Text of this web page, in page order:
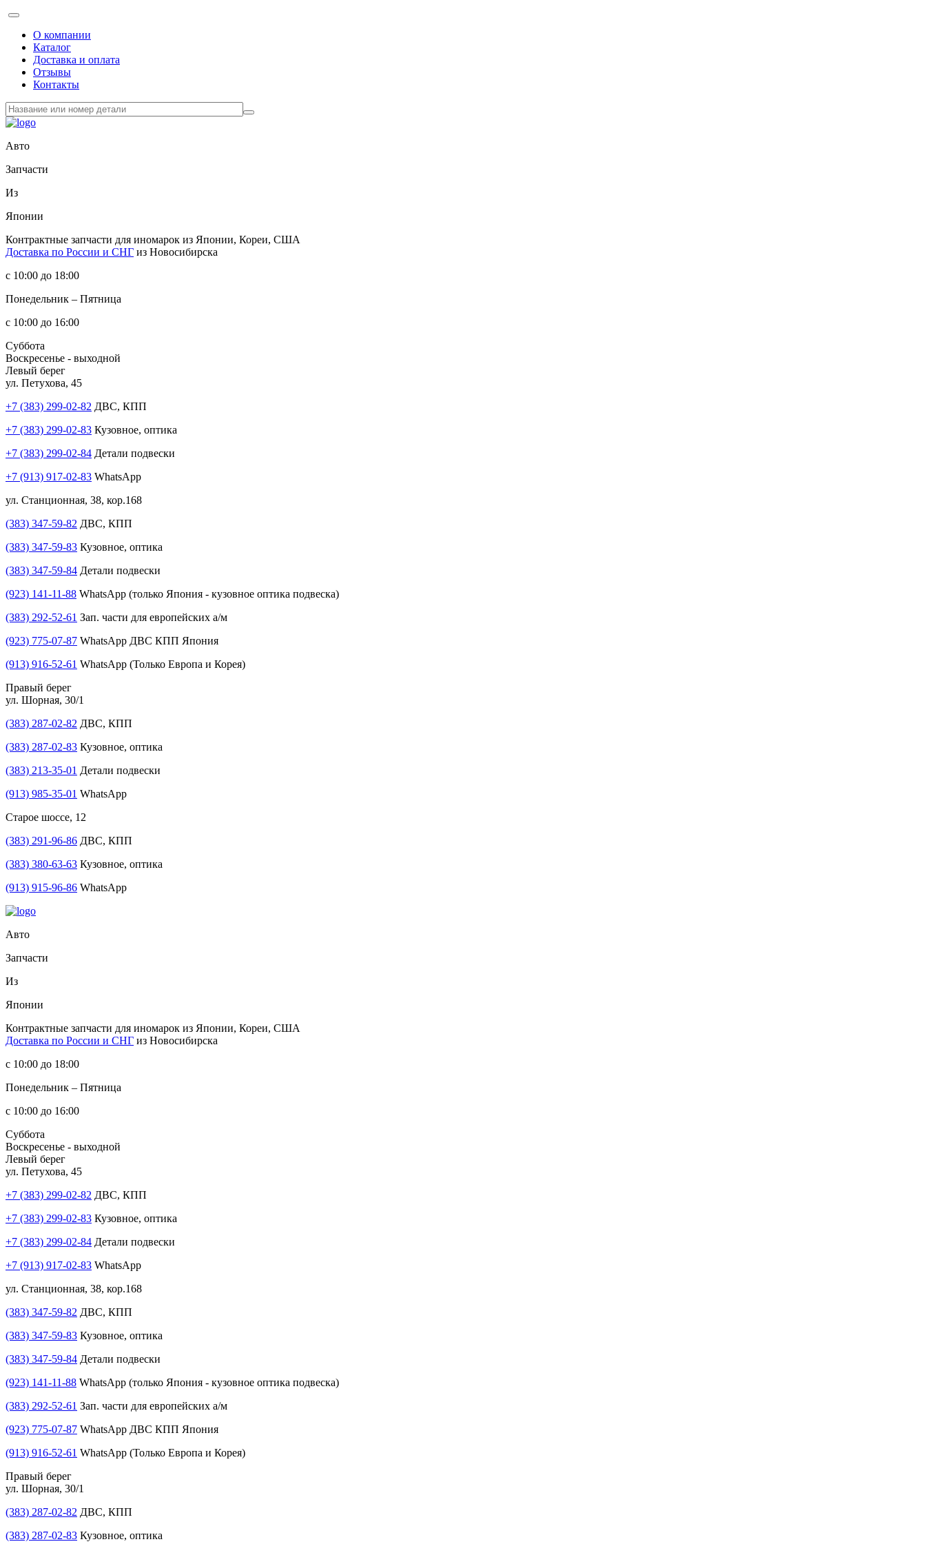
О компании
Каталог
Доставка и оплата
Отзывы
Контакты
Авто
Запчасти
Из
Японии
Контрактные запчасти для иномарок из Японии, Кореи, США
Доставка по России и СНГ из Новосибирска
с 10:00 до 18:00
Понедельник – Пятница
с 10:00 до 16:00
Суббота
Воскресенье - выходной
Левый берег
ул. Петухова, 45
+7 (383) 299-02-82 ДВС, КПП
+7 (383) 299-02-83 Кузовное, оптика
+7 (383) 299-02-84 Детали подвески
+7 (913) 917-02-83 WhatsApp
ул. Станционная, 38, кор.168
(383) 347-59-82 ДВС, КПП
(383) 347-59-83 Кузовное, оптика
(383) 347-59-84 Детали подвески
(923) 141-11-88 WhatsApp (только Япония - кузовное оптика подвеска)
(383) 292-52-61 Зап. части для европейских а/м
(923) 775-07-87 WhatsApp ДВС КПП Япония
(913) 916-52-61 WhatsApp (Только Европа и Корея)
Правый берег
ул. Шорная, 30/1
(383) 287-02-82 ДВС, КПП
(383) 287-02-83 Кузовное, оптика
(383) 213-35-01 Детали подвески
(913) 985-35-01 WhatsApp
Старое шоссе, 12
(383) 291-96-86 ДВС, КПП
(383) 380-63-63 Кузовное, оптика
(913) 915-96-86 WhatsApp
Авто
Запчасти
Из
Японии
Контрактные запчасти для иномарок из Японии, Кореи, США
Доставка по России и СНГ из Новосибирска
с 10:00 до 18:00
Понедельник – Пятница
с 10:00 до 16:00
Суббота
Воскресенье - выходной
Левый берег
ул. Петухова, 45
+7 (383) 299-02-82 ДВС, КПП
+7 (383) 299-02-83 Кузовное, оптика
+7 (383) 299-02-84 Детали подвески
+7 (913) 917-02-83 WhatsApp
ул. Станционная, 38, кор.168
(383) 347-59-82 ДВС, КПП
(383) 347-59-83 Кузовное, оптика
(383) 347-59-84 Детали подвески
(923) 141-11-88 WhatsApp (только Япония - кузовное оптика подвеска)
(383) 292-52-61 Зап. части для европейских а/м
(923) 775-07-87 WhatsApp ДВС КПП Япония
(913) 916-52-61 WhatsApp (Только Европа и Корея)
Правый берег
ул. Шорная, 30/1
(383) 287-02-82 ДВС, КПП
(383) 287-02-83 Кузовное, оптика